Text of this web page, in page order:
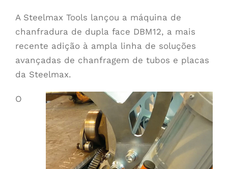
A Steelmax Tools lançou a máquina de
chanfradura de dupla face DBM12, a mais
recente adição à ampla linha de soluções
avançadas de chanfragem de tubos e placas
da Steelmax.
O